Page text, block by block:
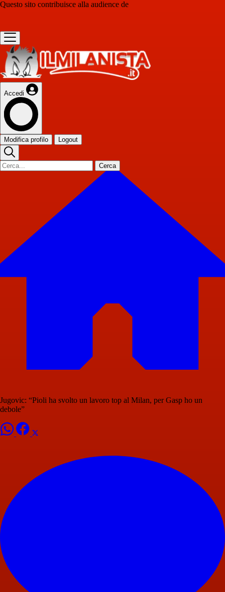
Questo sito contribuisce alla audience de
Accedi
Modifica profilo Logout
Cerca
Jugovic: “Pioli ha svolto un lavoro top al Milan, per Gasp ho un
debole”